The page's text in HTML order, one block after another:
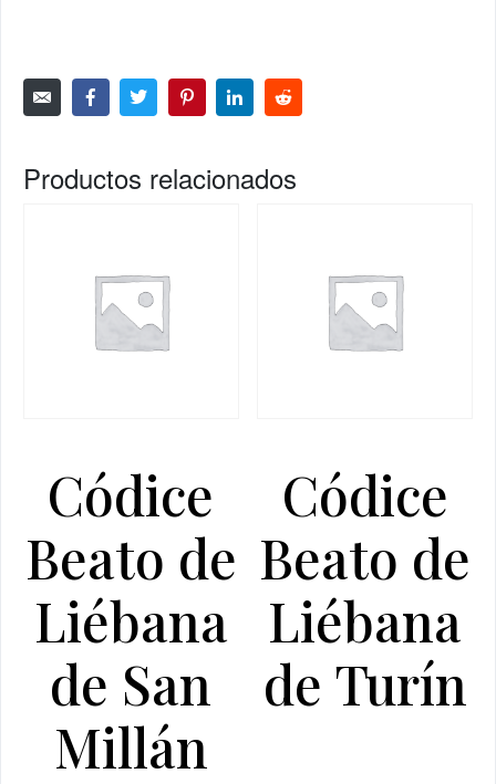
Productos relacionados
Códice
Beato de
Liébana
de San
Millán
Códice
Beato de
Liébana
de Turín